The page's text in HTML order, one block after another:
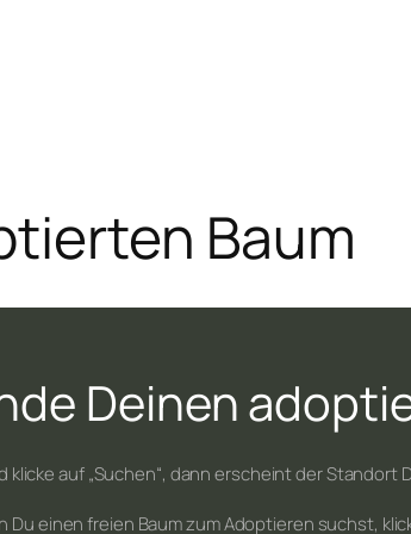
Baum
Deinen
auf „Suchen“, dann erscheint der
Du einen freien Baum zum Adoptieren suchst,